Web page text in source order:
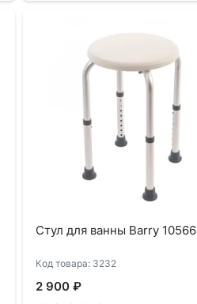
Стул для ванны Barry 10566
Код товара: 3232
2 900 ₽